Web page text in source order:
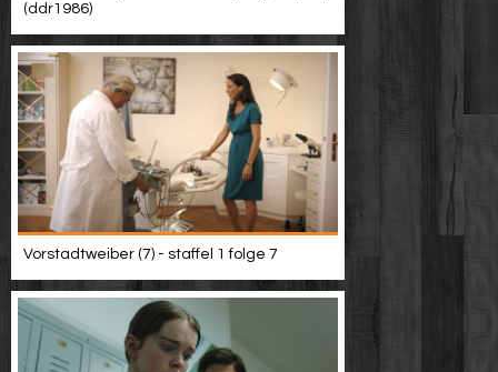
(ddr1986)
Vorstadtweiber (7) - staffel 1 folge 7